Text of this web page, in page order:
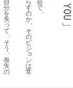
YOU
﹂
会
で、
ら
す
の
か、
そ
の
ビ
ジ
ョ
ン
は
常
自
分
を
失
っ
て、
そ
う、
喪
失
の